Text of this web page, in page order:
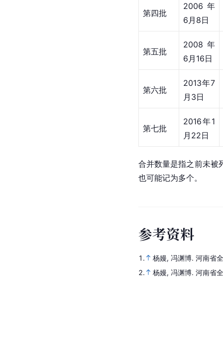
第四批
2006年
6月8日
第五批
2008年
6月16日
第六批
2013年7
月3日
第七批
2016年1
月22日
合并数量是指之前未被
也可能记为多个。
参考资料
1. 杨嫚, 冯渊博. 河南省
2.
杨嫚, 冯渊博. 河南省